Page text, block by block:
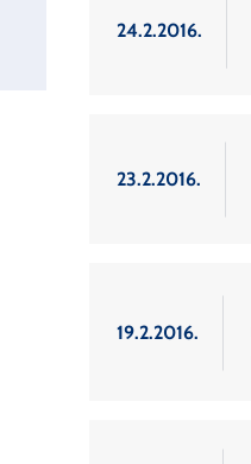
24.2.2016.
23.2.2016.
19.2.2016.